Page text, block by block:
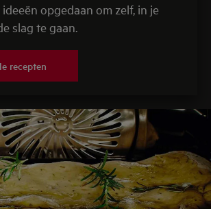
opgedaan om zelf, in je
slag te gaan.
recepten